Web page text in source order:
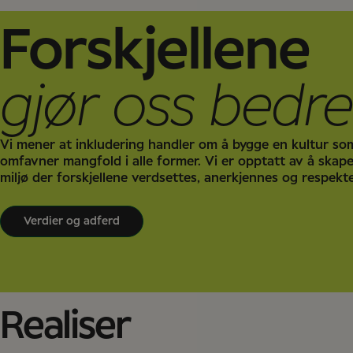
Forskjellene
gjør oss bedre
Vi mener at inkludering handler om å bygge en kultur
omfavner mangfold i alle former. Vi er opptatt av å
miljø der forskjellene verdsettes, anerkjennes og
Verdier og adferd
Realiser